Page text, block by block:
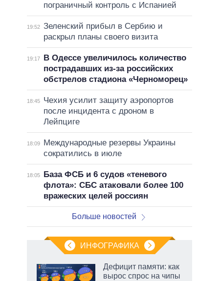
пограничный контроль с Испанией
19:52 Зеленский прибыл в Сербию и
раскрыл планы своего визита
19:17
В Одессе увеличилось количество
пострадавших из-за российских
обстрелов стадиона «Черноморец»
18:45
Чехия усилит защиту аэропортов
после инцидента с дроном в
Лейпциге
18:09
Международные резервы Украины
сократились в июле
18:05
База ФСБ и 6 судов «теневого
флота»: СБС атаковали более 100
вражеских целей россиян
Больше новостей
ИНФОГРАФИКА
Дефицит памяти: как
вырос спрос на чипы